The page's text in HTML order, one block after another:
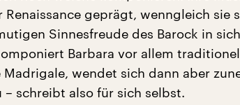
geprägt, wenngleich sie
Sinnesfreude des Barock in
Barbara vor allem
wendet sich dann aber
– schreibt also für sich selbst.